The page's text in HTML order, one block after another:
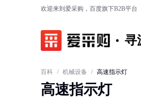
欢迎来到爱采购，百度旗下B2B平台
寻
百科 / 机械设备 / 高速指示灯
高速指示灯